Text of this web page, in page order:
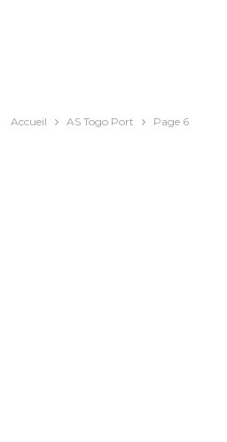
Accueil AS Togo Port Page 6